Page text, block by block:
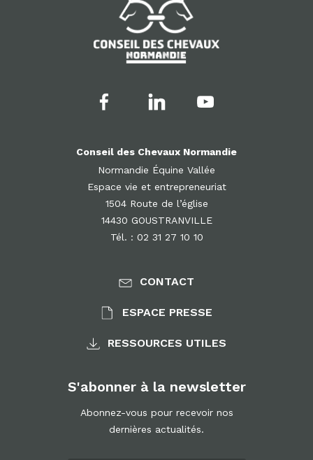
Conseil des Chevaux Normandie
Normandie Équine Vallée
Espace vie et entrepreneuriat
1504 Route de l’église
14430 GOUSTRANVILLE
Tél. : 02 31 27 10 10
CONTACT
ESPACE PRESSE
RESSOURCES UTILES
S'abonner à la newsletter
Abonnez-vous pour recevoir nos
dernières actualités.